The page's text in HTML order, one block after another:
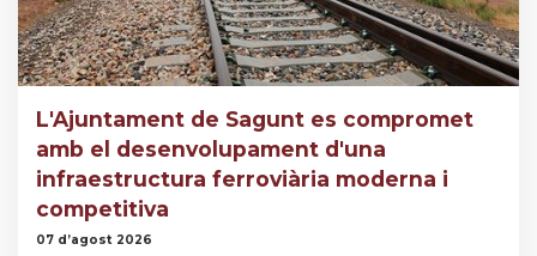
L'Ajuntament de Sagunt es compromet
amb el desenvolupament d'una
infraestructura ferroviària moderna i
competitiva
07 d’agost 2026